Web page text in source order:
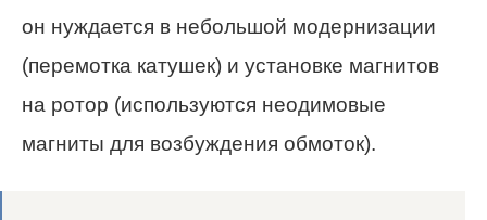
он нуждается в небольшой модернизации
(перемотка катушек) и установке магнитов
на ротор (используются неодимовые
магниты для возбуждения обмоток).